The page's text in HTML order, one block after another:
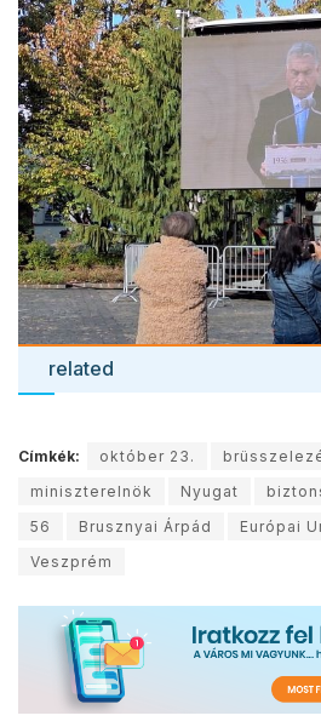
related
Címkék: október 23.
miniszterelnök
Nyugat
56
Brusznyai Árpád Európai
Veszprém